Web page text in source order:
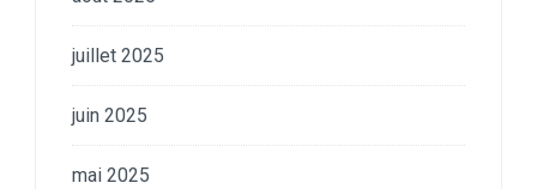
juillet 2025
juin 2025
mai 2025